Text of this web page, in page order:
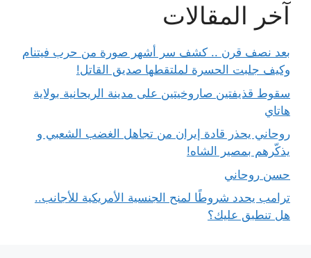
آخر المقالات
بعد نصف قرن .. كشف سر أشهر صورة من حرب فيتنام
وكيف جلبت الحسرة لملتقطها صديق القاتل!
سقوط قذيفتين صاروخيتين على مدينة الريحانية بولاية
هاتاي
روحاني يحذر قادة إيران من تجاهل الغضب الشعبي و
يذكّرهم بمصير الشاه!
حسن روحاني
ترامب يحدد شروطًا لمنح الجنسية الأمريكية للأجانب..
هل تنطبق عليك؟